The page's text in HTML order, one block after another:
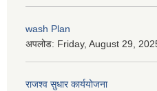
wash Plan
अपलोड: Friday, August 29,
राजश्व सुधार कार्ययोजना